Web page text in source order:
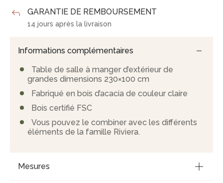
GARANTIE DE REMBOURSEMENT
14 jours après la livraison
Informations complémentaires
Table de salle à manger d’extérieur de
grandes dimensions 230×100 cm
Fabriqué en bois d’acacia de couleur claire
Bois certifié FSC
Vous pouvez le combiner avec les différents
éléments de la famille Riviera.
Mesures